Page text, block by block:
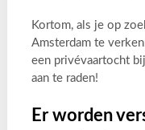
Kortom, als je op
Amsterdam te
een privévaartocht
aan te raden!
Er worden